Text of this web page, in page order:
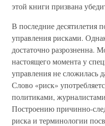
этой книги призвана
В последние десятилетия
управления рисками.
достаточно разрозненна.
настоящего момента у
управления не сложилась
Слово «риск»
политиками,
Построению причинно-
риска и терминологии